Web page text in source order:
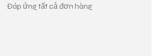
Đáp ứng tất cả đơn hàng